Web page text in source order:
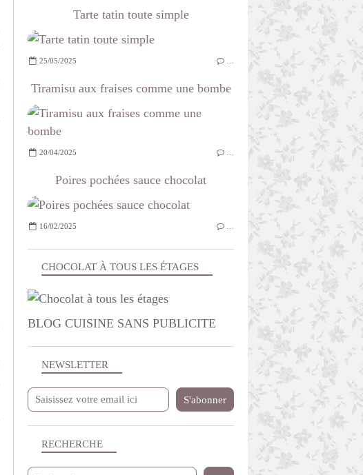
NEWSLETTER
RECHERCHE
CHOCOLAT À TOUS LES ÉTAGES
BLOG CUISINE SANS PUBLICITE
Tarte tatin toute simple
25/05/2025
Tiramisu aux fraises comme une bombe
20/04/2025
Poires pochées sauce chocolat
16/02/2025